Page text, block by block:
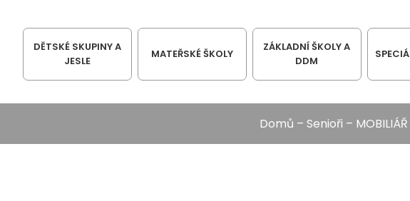
DĚTSKÉ SKUPINY A
JESLE
MATEŘSKÉ ŠKOLY
ZÁKLADNÍ ŠKOLY A
DDM
Domů – Senioři – MOBILIÁŘ